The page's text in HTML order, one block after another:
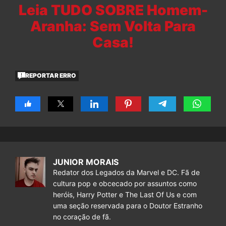
Leia TUDO SOBRE Homem-
Aranha: Sem Volta Para
Casa!
REPORTAR ERRO
JUNIOR MORAIS
Redator dos Legados da Marvel e DC. Fã de
cultura pop e obcecado por assuntos como
heróis, Harry Potter e The Last Of Us e com
uma seção reservada para o Doutor Estranho
no coração de fã.